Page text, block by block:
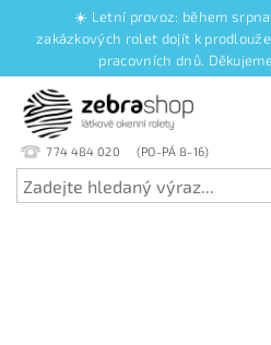
☀️ Letní provoz: během
zakázkových rolet dojít k
pracovních dnů.
774 484 020